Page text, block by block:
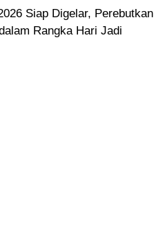
Siap Digelar, Perebutkan
Rangka Hari Jadi